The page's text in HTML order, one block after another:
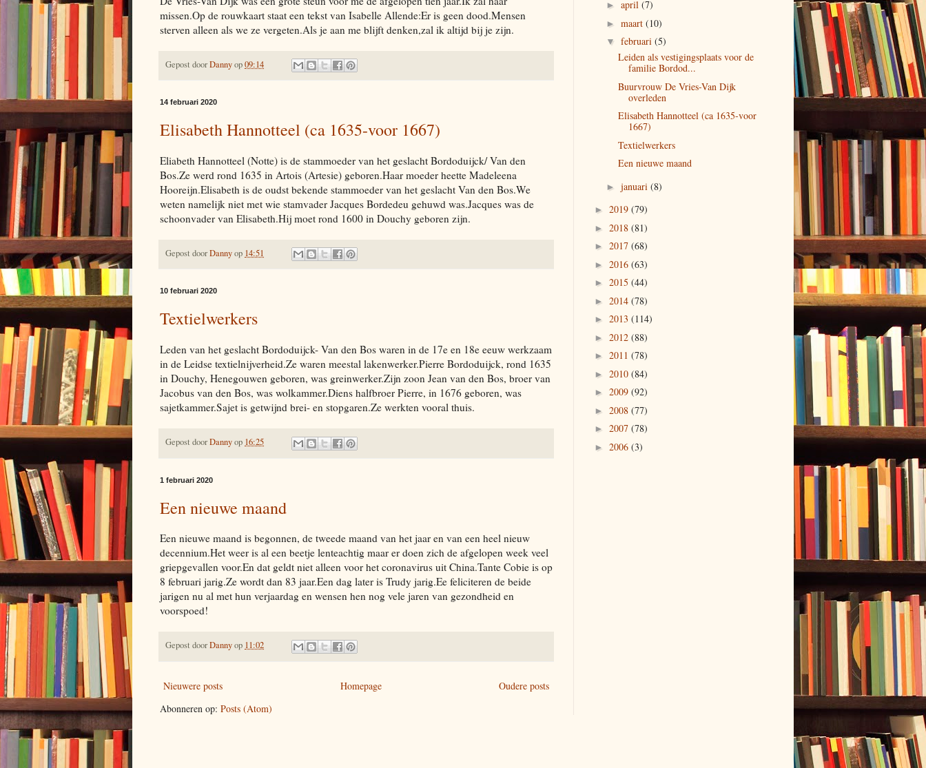
missen.Op de rouwkaart staat een tekst van Isabelle Allende:Er is geen dood.Mensen
sterven alleen als we ze vergeten.Als je aan me blijft denken,zal ik altijd bij je zijn.
Gepost doorDannyop09:14
14 februari 2020
Elisabeth Hannotteel (ca 1635-voor 1667)
Eliabeth Hannotteel (Notte) is de stammoeder van het geslacht Bordoduijck/ Van den
Bos.Ze werd rond 1635 in Artois (Artesie) geboren.Haar moeder heette Madeleena
Hooreijn.Elisabeth is de oudst bekende stammoeder van het geslacht Van den Bos.We
weten namelijk niet met wie stamvader Jacques Bordedeu gehuwd was.Jacques was de
schoonvader van Elisabeth.Hij moet rond 1600 in Douchy geboren zijn.
Gepost doorDannyop 14:51
10 februari 2020
Textielwerkers
Leden van het geslacht Bordoduijck- Van den Bos waren in de 17e en 18e eeuw werkzaam
in de Leidse textielnijverheid.Ze waren meestal lakenwerker.Pierre Bordoduijck, rond 1635
in Douchy, Henegouwen geboren, was greinwerker.Zijn zoon Jean van den Bos, broer van
Jacobus van den Bos, was wolkammer.Diens halfbroer Pierre, in 1676 geboren, was
sajetkammer.Sajet is getwijnd brei- en stopgaren.Ze werkten vooral thuis.
Gepost doorDannyop 16:25
1 februari 2020
Een nieuwe maand
Een nieuwe maand is begonnen, de tweede maand van het jaar en van een heel nieuw
decennium.Het weer is al een beetje lenteachtig maar er doen zich de afgelopen week veel
griepgevallen voor.En dat geldt niet alleen voor het coronavirus uit China.Tante Cobie is op
8 februari jarig.Ze wordt dan 83 jaar.Een dag later is Trudy jarig.Ee feliciteren de beide
jarigen nu al met hun verjaardag en wensen hen nog vele jaren van gezondheid en
voorspoed!
Gepost doorDannyop 11:02
Nieuwere posts Oudere posts
Homepage
Abonneren op: Posts (Atom)
► april (7)
► maart (10)
▼ februari (5)
Leiden als vestigingsplaats voor de
familie Bordod...
Buurvrouw De Vries-Van Dijk
overleden
Elisabeth Hannotteel (ca 1635-voor
1667)
Textielwerkers
Een nieuwe maand
► januari (8)
► 2019 (79)
► 2018 (81)
► 2017 (68)
► 2016 (63)
► 2015 (44)
► 2014 (78)
► 2013 (114)
► 2012 (88)
► 2011 (78)
► 2010 (84)
► 2009 (92)
► 2008 (77)
► 2007 (78)
► 2006 (3)